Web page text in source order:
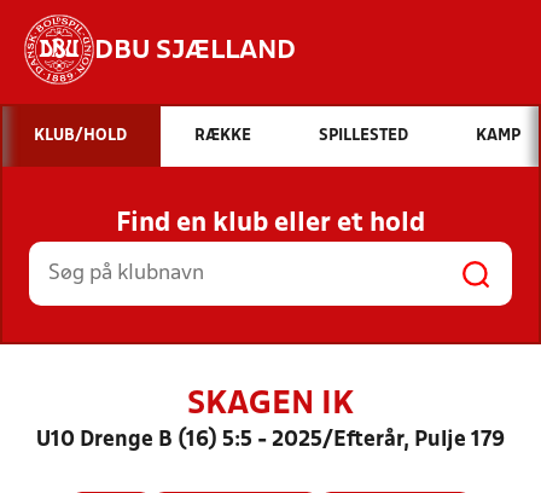
DBU SJÆLLAND
Hvad vil du søge efter?
INDHOLD OG NYHEDER
STILLINGER, RESULTATER, KLUBBER OG
HOLD
KLUB/HOLD RÆKKE SPILLESTED KAMP
Find en klub eller et hold
SKAGEN IK
U10 Drenge B (16) 5:5 - 2025/Efterår, Pulje 179